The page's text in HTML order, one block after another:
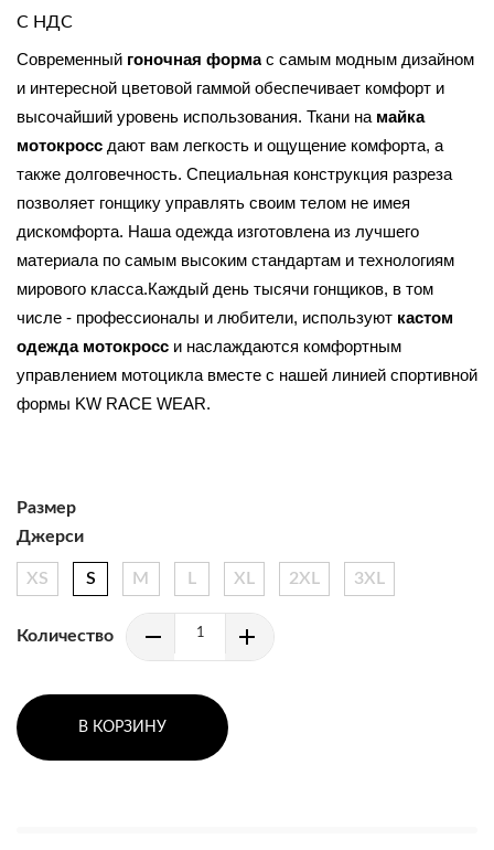
С НДС
Современный гоночная форма с самым модным дизайном
и интересной цветовой гаммой обеспечивает комфорт и
высочайший уровень использования. Ткани на майка
мотокросс дают вам легкость и ощущение комфорта, а
также долговечность. Специальная конструкция разреза
позволяет гонщику управлять своим телом не имея
дискомфорта. Наша одежда изготовлена из лучшего
материала по самым высоким стандартам и технологиям
мирового класса.Каждый день тысячи гонщиков, в том
числе - профессионалы и любители, используют кастом
одежда мотокросс и наслаждаются комфортным
управлением мотоцикла вместе с нашей линией спортивной
формы KW RACE WEAR.
Размер
Джерси
XS S M L XL 2XL 3XL
Количество
В КОРЗИНУ